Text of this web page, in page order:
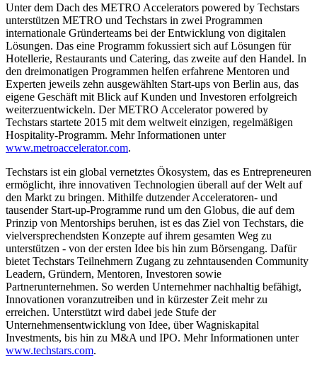
Unter dem Dach des METRO Accelerators powered by Techstars
unterstützen METRO und Techstars in zwei Programmen
internationale Gründerteams bei der Entwicklung von digitalen
Lösungen. Das eine Programm fokussiert sich auf Lösungen für
Hotellerie, Restaurants und Catering, das zweite auf den Handel. In
den dreimonatigen Programmen helfen erfahrene Mentoren und
Experten jeweils zehn ausgewählten Start-ups von Berlin aus, das
eigene Geschäft mit Blick auf Kunden und Investoren erfolgreich
weiterzuentwickeln. Der METRO Accelerator powered by
Techstars startete 2015 mit dem weltweit einzigen, regelmäßigen
Hospitality-Programm. Mehr Informationen unter
www.metroaccelerator.com.
Techstars ist ein global vernetztes Ökosystem, das es Entrepreneuren
ermöglicht, ihre innovativen Technologien überall auf der Welt auf
den Markt zu bringen. Mithilfe dutzender Acceleratoren- und
tausender Start-up-Programme rund um den Globus, die auf dem
Prinzip von Mentorships beruhen, ist es das Ziel von Techstars, die
vielversprechendsten Konzepte auf ihrem gesamten Weg zu
unterstützen - von der ersten Idee bis hin zum Börsengang. Dafür
bietet Techstars Teilnehmern Zugang zu zehntausenden Community
Leadern, Gründern, Mentoren, Investoren sowie
Partnerunternehmen. So werden Unternehmer nachhaltig befähigt,
Innovationen voranzutreiben und in kürzester Zeit mehr zu
erreichen. Unterstützt wird dabei jede Stufe der
Unternehmensentwicklung von Idee, über Wagniskapital
Investments, bis hin zu M&A und IPO. Mehr Informationen unter
www.techstars.com.